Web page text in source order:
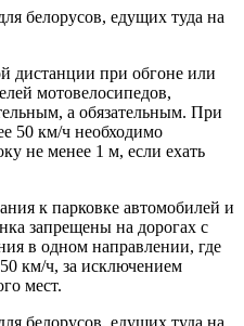
дистанции при обгоне или
мотовелосипедов,
а обязательным. При
50 км/ч необходимо
​​не менее 1 м, если ехать
к парковке автомобилей и
запрещены на дорогах с
в одном направлении, где
км/ч, за исключением
мест.